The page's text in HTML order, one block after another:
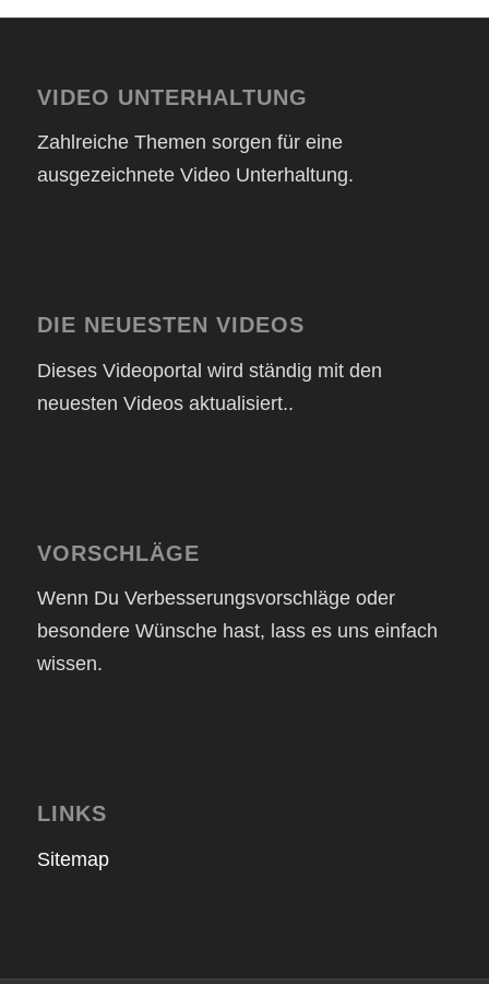
VIDEO UNTERHALTUNG
Zahlreiche Themen sorgen für eine
ausgezeichnete Video Unterhaltung.
DIE NEUESTEN VIDEOS
Dieses Videoportal wird ständig mit den
neuesten Videos aktualisiert..
VORSCHLÄGE
Wenn Du Verbesserungsvorschläge oder
besondere Wünsche hast, lass es uns einfach
wissen.
LINKS
Sitemap